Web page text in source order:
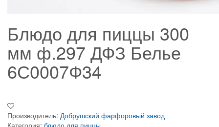
Блюдо для пиццы 300
мм ф.297 ДФЗ Белье
6С0007Ф34
Производитель: Добрушский фарфоровый завод
Категория: блюдо для пиццы